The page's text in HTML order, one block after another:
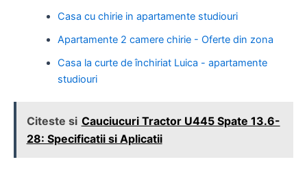
Casa cu chirie in apartamente studiouri
Apartamente 2 camere chirie - Oferte din zona
Casa la curte de închiriat Luica - apartamente
studiouri
Citeste si Cauciucuri Tractor U445 Spate 13.6-
28: Specificatii si Aplicatii